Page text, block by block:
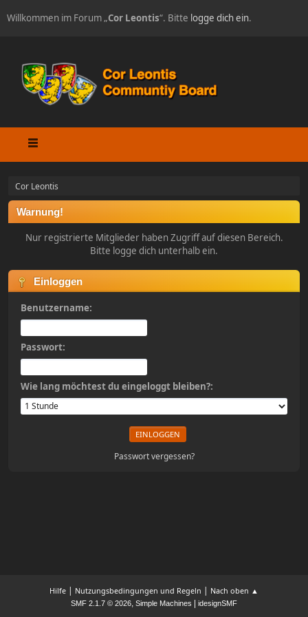
Willkommen im Forum „Cor Leontis“. Bitte logge dich ein.
Cor Leontis
Warnung!
Nur registrierte Mitglieder haben Zugriff auf diesen Bereich.
Bitte logge dich unterhalb ein.
Einloggen
Benutzername:
Passwort:
Wie lang möchtest du eingeloggt bleiben?:
Passwort vergessen?
Hilfe | Nutzungsbedingungen und Regeln | Nach oben ▲
SMF 2.1.7 © 2026, Simple Machines idesignSMF